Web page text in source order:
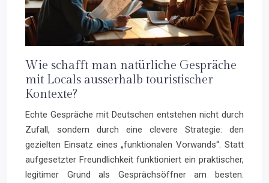
Wie schafft man natürliche Gespräche
mit Locals ausserhalb touristischer
Kontexte?
Echte Gespräche mit Deutschen entstehen nicht durch
Zufall, sondern durch eine clevere Strategie: den
gezielten Einsatz eines „funktionalen Vorwands“. Statt
aufgesetzter Freundlichkeit funktioniert ein praktischer,
legitimer Grund als Gesprächsöffner am besten.